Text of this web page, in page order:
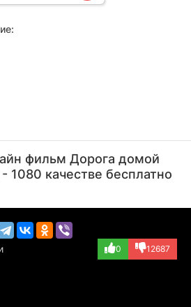
(Sprints)
фильм Дорога домой
1080 качестве бесплатно
0 12687